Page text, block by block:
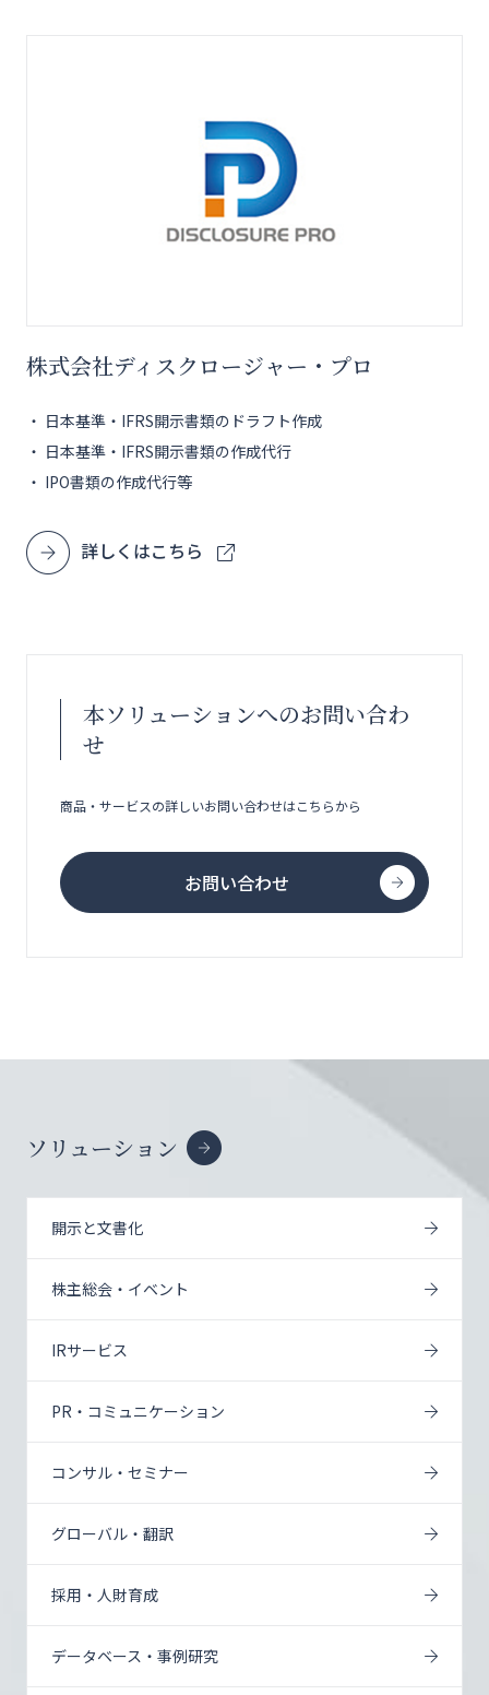
株式会社ディスクロージャー・プロ
・ 日本基準・IFRS開示書類のドラフト作成
・ 日本基準・IFRS開示書類の作成代行
・ IPO書類の作成代行等
詳しくはこちら
本ソリューションへのお問い合わ
せ
商品・サービスの詳しいお問い合わせはこちらから
お問い合わせ
ソリューション
開示と文書化
株主総会・イベント
IRサービス
PR・コミュニケーション
コンサル・セミナー
グローバル・翻訳
採用・人財育成
データベース・事例研究